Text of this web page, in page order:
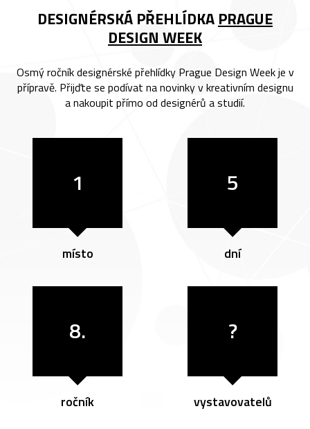
DESIGNÉRSKÁ PŘEHLÍDKA PRAGUE
DESIGN WEEK
Osmý ročník designérské přehlídky Prague Design Week je v
přípravě. Přijďte se podívat na novinky v kreativním designu
a nakoupit přímo od designérů a studií.
1
místo
5
dní
8.
ročník
?
vystavovatelů